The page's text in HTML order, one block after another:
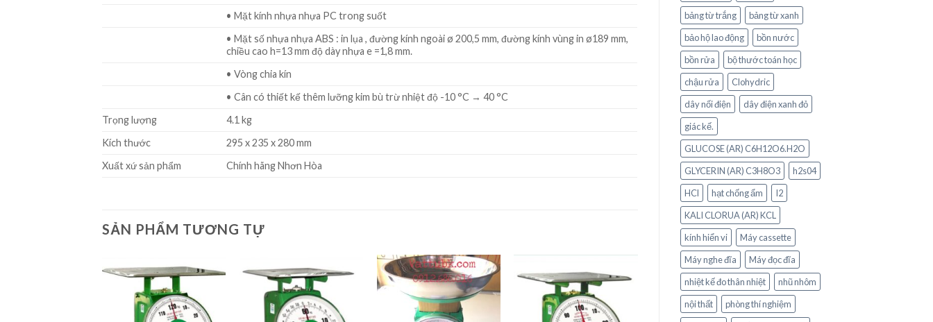
bảng từ trắng
bảng từ xanh
bảo hộ lao động
bồn nước
bồn rửa
bộ thước toán học
chậu rửa
Clohydric
dây nối điện
dây điện xanh đỏ
giác kế.
GLUCOSE (AR) C6H12O6.H2O
GLYCERIN (AR) C3H8O3
h2s04
HCl
hạt chống ẩm
I2
KALI CLORUA (AR) KCL
kính hiển vi
Máy cassette
Máy nghe đĩa
Máy đọc đĩa
nhiệt kế đo thân nhiệt
nhũ nhôm
nội thất
phòng thí nghiệm
• Mặt kính nhựa nhựa PC trong suốt
• Mặt số nhựa nhựa ABS : in lụa , đường kính ngoài ø 200,5 mm, đường kính vùng in ø189 mm,
chiều cao h=13 mm độ dày nhựa e =1,8 mm.
• Vòng chia kín
• Cân có thiết kế thêm lưỡng kim bù trừ nhiệt độ -10 °C → 40 °C
Trọng lượng
4.1 kg
Kích thước
295 x 235 x 280 mm
Xuất xứ sản phẩm
Chính hãng Nhơn Hòa
SẢN PHẨM TƯƠNG TỰ
Add to
Wishlist
Wishlist
Add to
Wishlist
Wishlist